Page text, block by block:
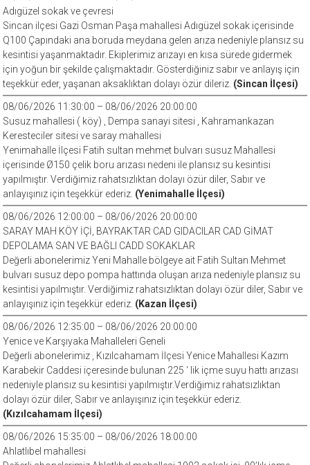
Adıgüzel sokak ve çevresi
Sincan ilçesi Gazi Osman Paşa mahallesi Adıgüzel sokak içerisinde
Q100 Çapındaki ana boruda meydana gelen arıza nedeniyle plansız su
kesintisi yaşanmaktadır. Ekiplerimiz arızayı en kısa sürede gidermek
için yoğun bir şekilde çalışmaktadır. Gösterdiğiniz sabır ve anlayış için
teşekkür eder, yaşanan aksaklıktan dolayı özür dileriz. (Sincan İlçesi)
08/06/2026 11:30:00 – 08/06/2026 20:00:00
Susuz mahallesi ( köy) , Dempa sanayi sitesi , Kahramankazan
Keresteciler sitesi ve saray mahallesi
Yenimahalle İlçesi Fatih sultan mehmet bulvarı susuz Mahallesi
içerisinde Ø150 çelik boru arızası nedeni ile plansız su kesintisi
yapılmıştır. Verdiğimiz rahatsızlıktan dolayı özür diler, Sabır ve
anlayışınız için teşekkür ederiz. (Yenimahalle İlçesi)
08/06/2026 12:00:00 – 08/06/2026 20:00:00
SARAY MAH KÖY İÇİ, BAYRAKTAR CAD GIDACILAR CAD GİMAT
DEPOLAMA SAN VE BAĞLI CADD SOKAKLAR
Değerli abonelerimiz Yeni Mahalle bölgeye ait Fatih Sultan Mehmet
bulvarı susuz depo pompa hattında oluşan arıza nedeniyle plansız su
kesintisi yapılmıştır. Verdiğimiz rahatsızlıktan dolayı özür diler, Sabır ve
anlayışınız için teşekkür ederiz. (Kazan İlçesi)
08/06/2026 12:35:00 – 08/06/2026 20:00:00
Yenice ve Karşıyaka Mahalleleri Geneli
Değerli abonelerimiz , Kızılcahamam İlçesi Yenice Mahallesi Kazım
Karabekir Caddesi içeresinde bulunan 225 ‘ lik içme suyu hattı arızası
nedeniyle plansız su kesintisi yapılmıştır.Verdiğimiz rahatsızlıktan
dolayı özür diler, Sabır ve anlayışınız için teşekkür ederiz.
(Kızılcahamam İlçesi)
08/06/2026 15:35:00 – 08/06/2026 18:00:00
Ahlatlıbel mahallesi